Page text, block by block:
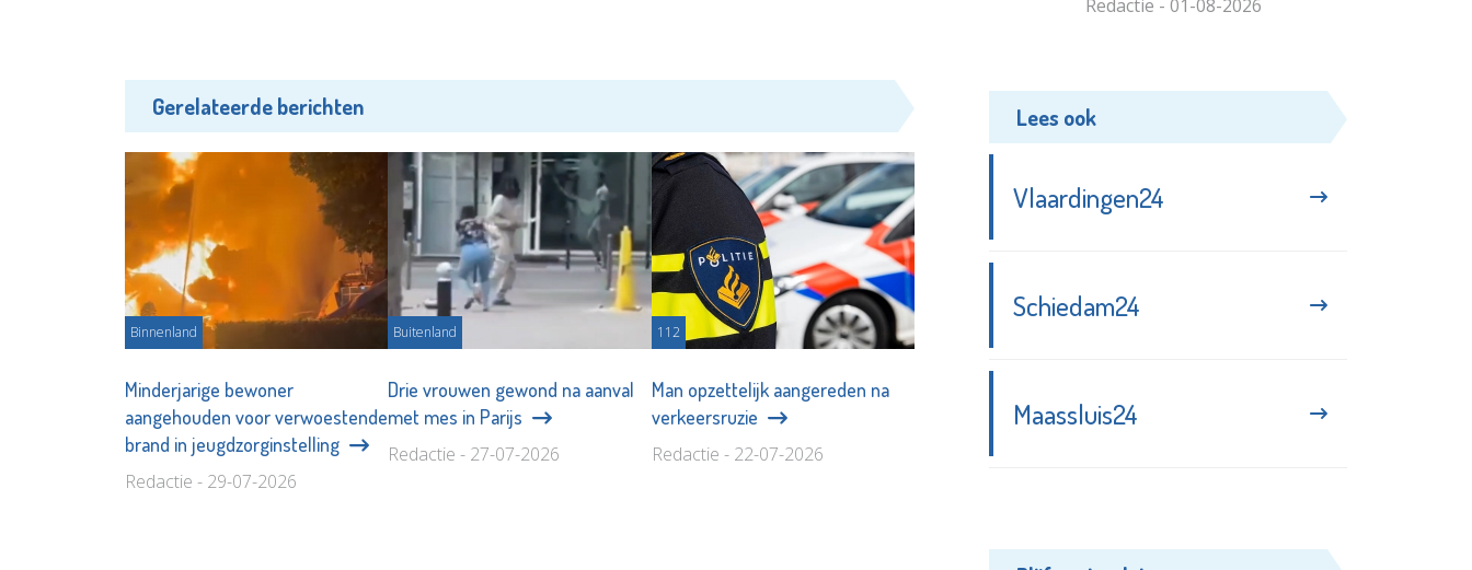
Gerelateerde berichten
Binnenland
Minderjarige bewoner
aangehouden voor verwoestende
brand in jeugdzorginstelling
Redactie - 29-07-2026
Buitenland
Drie vrouwen gewond na aanval
met mes in Parijs
Redactie - 27-07-2026
112
Man opzettelijk aangereden na
verkeersruzie
Redactie - 22-07-2026
Redactie - 01-08-2026
Lees ook
Vlaardingen24
Schiedam24
Maassluis24